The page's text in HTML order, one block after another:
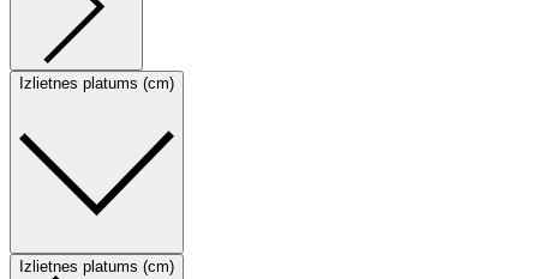
Izlietnes platums (cm)
Izlietnes platums (cm)